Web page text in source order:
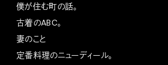
僕が住む町の話。
古着のABC。
妻のこと
定番料理のニューディール。